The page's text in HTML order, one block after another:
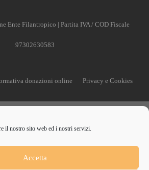
il nostro sito web ed i nostri servizi.
Accetta
Ente Filantropico | Partita IVA / COD Fiscale
97302630583
donazioni online Privacy e Cookies
ANCHE